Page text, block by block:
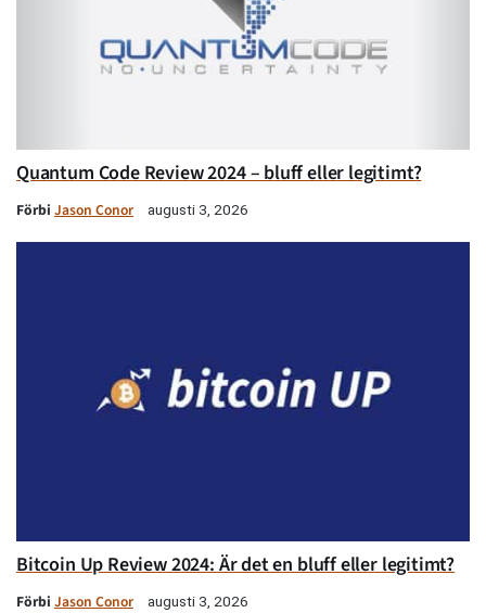
Quantum Code Review 2024 – bluff eller legitimt?
Förbi Jason Conor augusti 3, 2026
Bitcoin Up Review 2024: Är det en bluff eller legitimt?
Förbi Jason Conor augusti 3, 2026